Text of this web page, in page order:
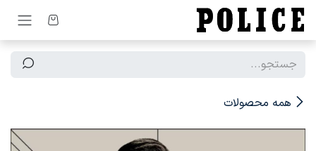
صرف نظر و مشاهده محتوا
همه محصولات